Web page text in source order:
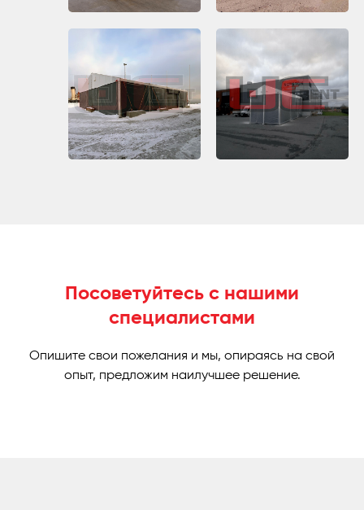
Посоветуйтесь с нашими
специалистами
Опишите свои пожелания и мы, опираясь на свой
опыт, предложим наилучшее решение.